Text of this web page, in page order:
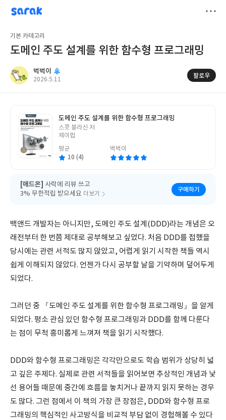
sarak
벅벅이
기본 카테고리
도메인 주도 설계를 위한 함수형 프로그래밍
벅벅이
작
2026.5.11
팔로우
도메인 주도 설계를 위한 함수형 프로그래밍
글
쓴
스콧 블라신 저
제이펍
평균
10 (4)
벅벅이
[애드온] 사락에 리뷰 쓰고
3% 무한적립 받으세요 더보기
구매하기
백앤드 개발자는 아니지만, 도메인 주도 설계(DDD)라는 개념은 오
래전부터 한 번쯤 제대로 공부해보고 싶었다. 처음 DDD를 접했을
당시에는 관련 서적도 많지 않았고, 어렵게 읽기 시작한 책들 역시
쉽게 이해되지 않았다. 언젠가 다시 공부할 날을 기약하며 덮어두게
되었다.
그러던 중 『도메인 주도 설계를 위한 함수형 프로그래밍』을 알게
되었다. 평소 관심 있던 함수형 프로그래밍과 DDD를 함께 다룬다
는 점이 무척 흥미롭게 느껴져 책을 읽기 시작했다.
DDD와 함수형 프로그래밍은 각각만으로도 학습 범위가 상당히 넓
고 깊은 주제다. 실제로 관련 서적들을 읽어보면 추상적인 개념과 낯
선 용어들 때문에 중간에 흐름을 놓치거나 끝까지 읽지 못하는 경우
도 많다. 그런 점에서 이 책의 가장 큰 장점은, DDD와 함수형 프로
그래밍의 핵심적인 사고방식을 비교적 부담 없이 경험해볼 수 있다